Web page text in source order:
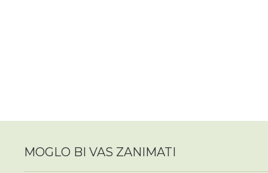
MOGLO BI VAS ZANIMATI